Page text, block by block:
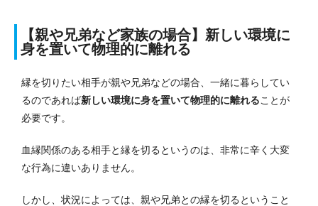
【親や兄弟など家族の場合】新しい環境に
身を置いて物理的に離れる
縁を切りたい相手が親や兄弟などの場合、一緒に暮らしてい
るのであれば新しい環境に身を置いて物理的に離れることが
必要です。
血縁関係のある相手と縁を切るというのは、非常に辛く大変
な行為に違いありません。
しかし、状況によっては、親や兄弟との縁を切るということ